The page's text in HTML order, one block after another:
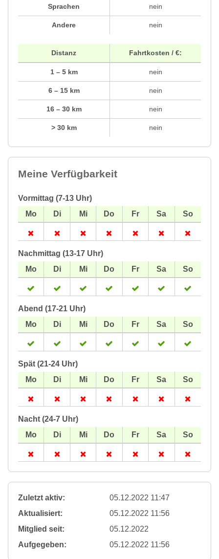
Sprachen
Andere
nein
nein
Distanz
1 – 5 km
6 – 15 km
16 – 30 km
> 30 km
Fahrtkosten / €:
nein
nein
nein
nein
Meine Verfügbarkeit
Vormittag (7-13 Uhr)
Nachmittag (13-17 Uhr)
Abend (17-21 Uhr)
Spät (21-24 Uhr)
Nacht (24-7 Uhr)
Zuletzt aktiv:
05.12.2022 11:47
Aktualisiert:
05.12.2022 11:56
Mitglied seit:
05.12.2022
Aufgegeben:
05.12.2022 11:56